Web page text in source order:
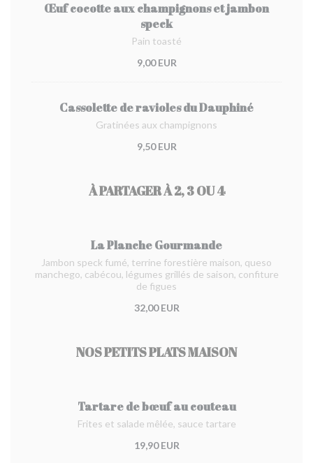
Œuf cocotte aux champignons et jambon
speck
Pain toasté
9,00 EUR
Cassolette de ravioles du Dauphiné
Gratinées aux champignons
9,50 EUR
À PARTAGER À 2, 3 OU 4
La Planche Gourmande
Jambon speck fumé, terrine forestière maison, queso
manchego, cabécou, légumes grillés de saison, confiture
de figues
32,00 EUR
NOS PETITS PLATS MAISON
Tartare de bœuf au couteau
Frites et salade mêlée, sauce tartare
19,90 EUR